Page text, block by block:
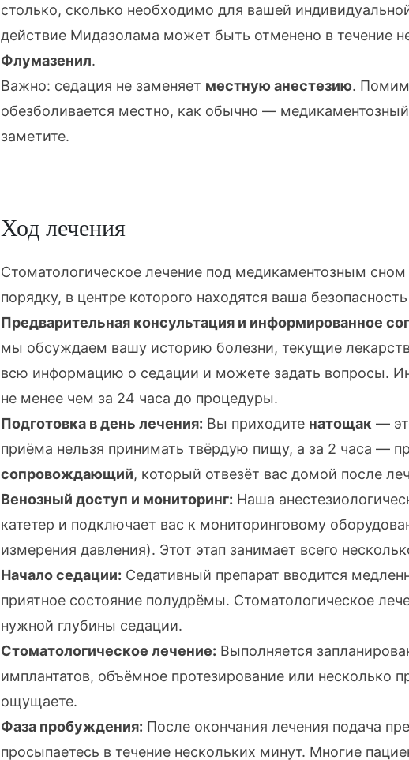
столько, сколько необходимо для вашей
действие Мидазолама может быть отменено в течение
Флумазенил.
Важно: седация не заменяет местную анестезию.
обезболивается местно, как обычно — медикаментозный
заметите.
Ход лечения
Стоматологическое лечение под медикаментозным
порядку, в центре которого находятся ваша
Предварительная консультация и информированное
мы обсуждаем вашу историю болезни, текущие
всю информацию о седации и можете задать вопросы.
не менее чем за 24 часа до процедуры.
Подготовка в день лечения: Вы приходите натощак —
приёма нельзя принимать твёрдую пищу, а за 2 часа —
сопровождающий, который отвезёт вас домой после
Венозный доступ и мониторинг: Наша
катетер и подключает вас к мониторинговому
измерения давления). Этот этап занимает всего
Начало седации: Седативный препарат вводится
приятное состояние полудрёмы. Стоматологическое
нужной глубины седации.
Стоматологическое лечение: Выполняется
имплантатов, объёмное протезирование или несколько
ощущаете.
Фаза пробуждения: После окончания лечения подача
просыпаетесь в течение нескольких минут. Многие